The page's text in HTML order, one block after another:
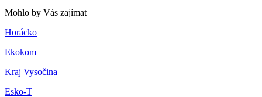
Mohlo by Vás zajímat
Horácko
Ekokom
Kraj Vysočina
Esko-T